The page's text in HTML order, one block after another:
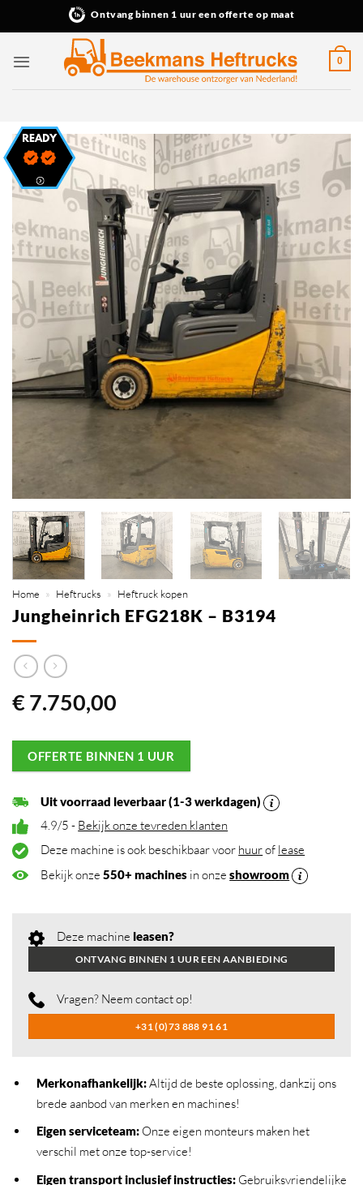
Ontvang binnen 1 uur een offerte op maat
0
Home » Heftrucks » Heftruck kopen
Jungheinrich EFG218K – B3194
€7.750,00
OFFERTE BINNEN 1 UUR
Uit voorraad leverbaar (1-3 werkdagen)
4.9/5 - Bekijk onze tevreden klanten
Deze machine is ook beschikbaar voor huurof lease
Bekijk onze550+ machines in onzeshowroom
Deze machine leasen?
ONTVANG BINNEN 1 UUR EEN AANBIEDING
Vragen? Neem contact op!
+31 (0)73 888 91 61
Merkonafhankelijk:Altijd de beste oplossing, dankzij ons
brede aanbod van merken en machines!
Eigen serviceteam:Onze eigen monteurs maken het
verschil met onze top-service!
Eigen transport inclusief instructies:Gebruiksvriendelijke